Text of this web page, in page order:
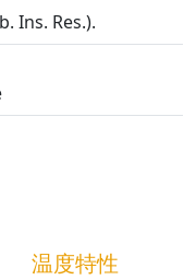
Ins. Res.).
温度特性